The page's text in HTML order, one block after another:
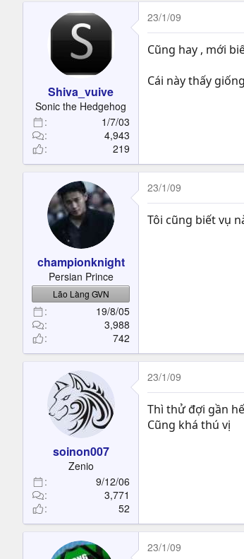
Shiva_vuive
Sonic the Hedgehog
1/7/03
4,943
219
23/1/09
Cũng hay , mới
Cái này thấy
championknight
Persian Prince
Lão Làng GVN
19/8/05
3,988
742
23/1/09
Tôi cũng biết vụ
soinon007
Zenio
9/12/06
3,771
52
23/1/09
Thì thử đợi gần
Cũng khá thú vị
23/1/09